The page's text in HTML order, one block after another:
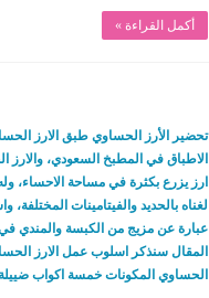
أكمل القراءة »
تحضير الأرز الحساوي طبق الارز
الاطباق في المطبخ السعودي،
ارز يزرع بكثرة في مساحة الاحساء، وله
لغناه بالحديد والفيتامينات
عبارة عن مزيج من الكبسة والمندي
المقال سنذكر اسلوب عمل الارز
الحساوي المكونات خمسة اكواب